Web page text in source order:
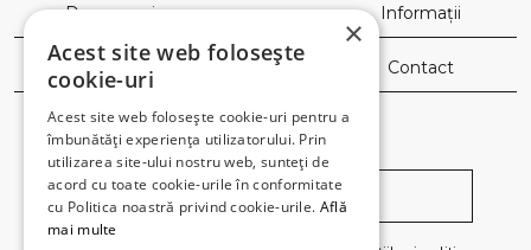
Despre noi
Saloane
Informații
Contact
Newsletter
×
Acest site web folosește
cookie-uri
Acest site web folosește cookie-uri pentru a
îmbunătăți experiența utilizatorului. Prin
utilizarea site-ului nostru web, sunteți de
acord cu toate cookie-urile în conformitate
cu Politica noastră privind cookie-urile. Află
mai multe